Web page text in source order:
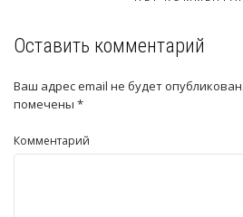
Оставить комментарий
Ваш адрес email не будет опубликован.
помечены *
Комментарий